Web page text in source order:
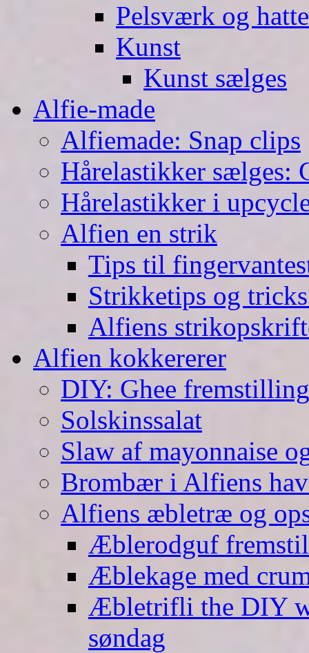
Pelsværk og
Kunst
Kunst sælges
Alfie-made
Alfiemade: Snap clips
Hårelastikker sælges:
Hårelastikker i
Alfien en strik
Tips til
Strikketips og
Alfiens
Alfien kokkererer
DIY: Ghee
Solskinssalat
Slaw af mayonnaise
Brombær i Alfiens
Alfiens æbletræ og
Æblerodguf
Æblekage med
Æbletrifli the DIY
søndag